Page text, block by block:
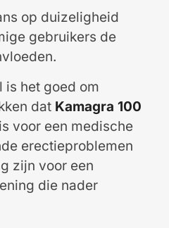
op duizeligheid
gebruikers de
is het goed om
dat Kamagra 100
voor een medische
erectieproblemen
zijn voor een
die nader